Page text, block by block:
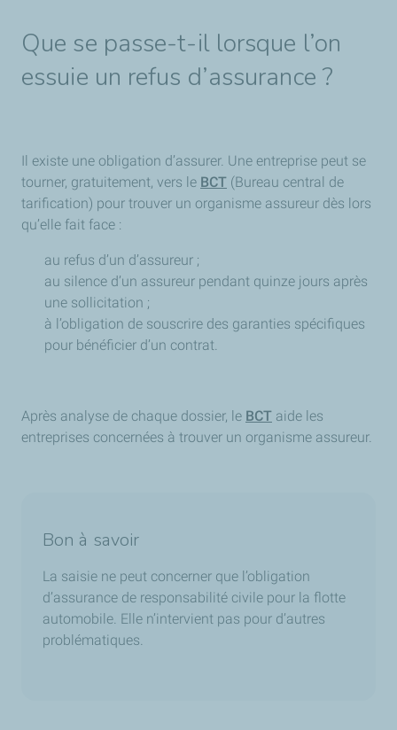
Que se passe-t-il lorsque l’on
essuie un refus d’assurance ?
Il existe une obligation d’assurer. Une entreprise peut se
tourner, gratuitement, vers le BCT (Bureau central de
tarification) pour trouver un organisme assureur dès lors
qu’elle fait face :
au refus d’un d’assureur ;
au silence d’un assureur pendant quinze jours après
une sollicitation ;
à l’obligation de souscrire des garanties spécifiques
pour bénéficier d’un contrat.
Après analyse de chaque dossier, le BCT aide les
entreprises concernées à trouver un organisme assureur.
Bon à savoir
La saisie ne peut concerner que l’obligation
d’assurance de responsabilité civile pour la flotte
automobile. Elle n’intervient pas pour d’autres
problématiques.